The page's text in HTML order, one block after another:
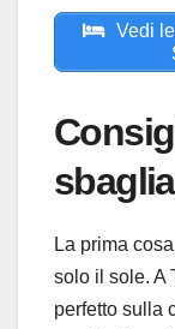
Vedi
La prima
solo il sole. A
perfetto sulla